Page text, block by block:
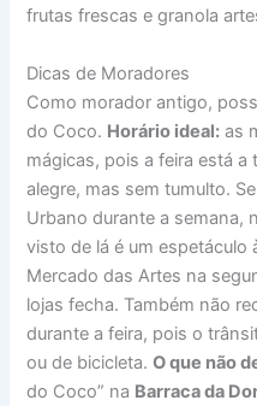
frutas frescas e granola
Dicas de Moradores
Como morador antigo,
do Coco. Horário ideal: as
mágicas, pois a feira está
alegre, mas sem tumulto.
Urbano durante a semana,
visto de lá é um espetáculo
Mercado das Artes na
lojas fecha. Também não
durante a feira, pois o
ou de bicicleta.O que não
do Coco” na Barraca da